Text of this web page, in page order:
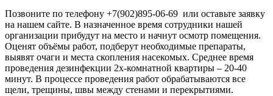
Позвоните по телефону +7(902)895-06-69 или оставьте заявку
на нашем сайте. В назначенное время сотрудники нашей
организации прибудут на место и начнут осмотр помещения.
Оценят объёмы работ, подберут необходимые препараты,
выявят очаги и места скопления насекомых. Среднее время
проведения дезинфекции 2х-комнатной квартиры – 20-40
минут. В процессе проведения работ обрабатываются все
щели, трещины, швы между стенами и перекрытиями.